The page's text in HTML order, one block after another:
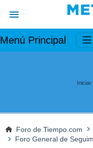
Menú Principal
Iniciar
Foro de Tiempo.com
Foro General de